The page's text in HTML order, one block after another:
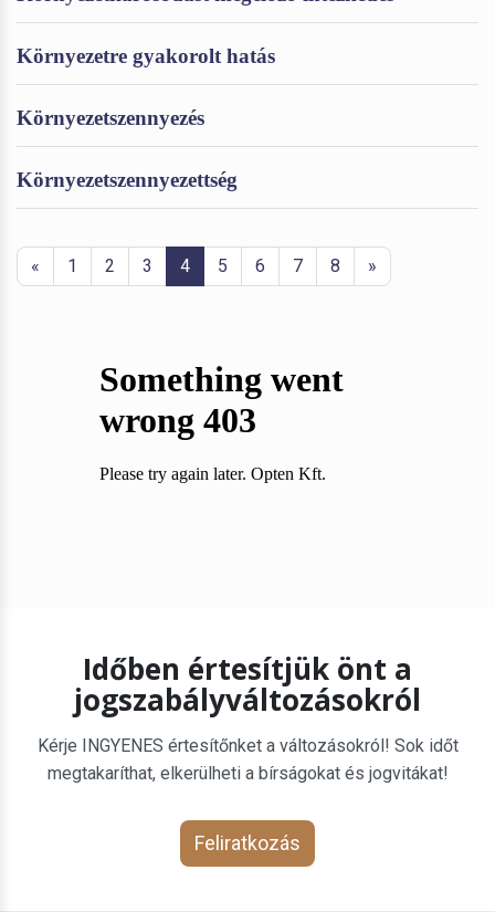
Környezetre gyakorolt hatás
Környezetszennyezés
Környezetszennyezettség
« 1 2 3 4 5 6 7 8 »
Időben értesítjük önt a
jogszabályváltozásokról
Kérje INGYENES értesítőnket a változásokról! Sok időt
megtakaríthat, elkerülheti a bírságokat és jogvitákat!
Feliratkozás